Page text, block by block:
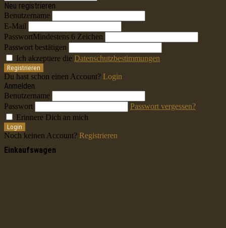
Neu registrieren
Benutzername
E-Mail
PasswortMindestens 6 Zeichen
Passwort bestätigen
Ich akzeptiere die Datenschutzbestimmungen
Registrieren
Du hast schon einen Account? Login
Anmelden
Benutzername
Passwort
Passwort vergessen?
Erinnere Dich an mich
Login
Noch keinen Account? Registrieren
Einkaufswagen